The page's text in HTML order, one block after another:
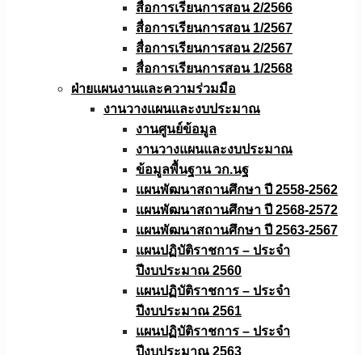
สื่อการเรียนการสอน 2/2566
สื่อการเรียนการสอน 1/2567
สื่อการเรียนการสอน 2/2567
สื่อการเรียนการสอน 1/2568
ฝ่ายแผนงานเเละความร่วมมือ
งานวางแผนเเละงบประมาณ
งานศูนย์ข้อมูล
งานวางแผนและงบประมาณ
ข้อมูลพื้นฐาน วก.นฐ
แผนพัฒนาสถานศึกษา ปี 2558-2562
แผนพัฒนาสถานศึกษา ปี 2568-2572
แผนพัฒนาสถานศึกษา ปี 2563-2567
แผนปฏิบัติราชการ – ประจำ
ปีงบประมาณ 2560
แผนปฏิบัติราชการ – ประจำ
ปีงบประมาณ 2561
แผนปฏิบัติราชการ – ประจำ
ปีงบประมาณ 2563